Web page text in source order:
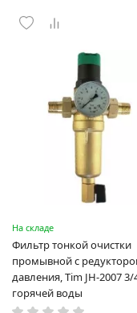
На складе
Фильтр тонкой очистки
промывной с
давления, Tim JH-2007
горячей воды